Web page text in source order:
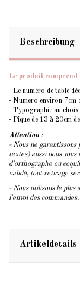
Beschreibung
Le produit comprend
- Le numéro de table
- Numero environ 7cm
- Typographie au choix
- Pique de 13 à 20cm
Attention :
- Nous ne
textes) aussi nous
d'orthographe ou
validé, tout retirage
- Nous utilisons le plus
l'envoi des commandes.
Artikeldetails